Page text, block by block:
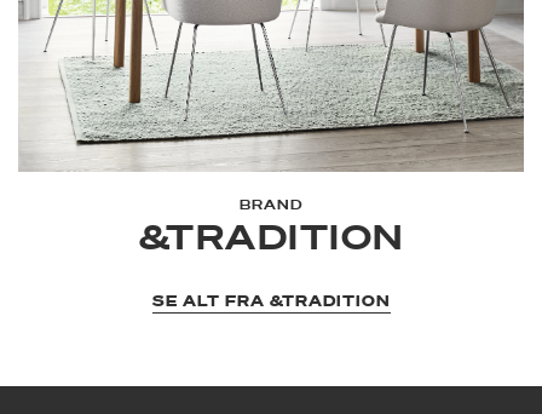
BRAND
&TRADITION
SE ALT FRA &TRADITION